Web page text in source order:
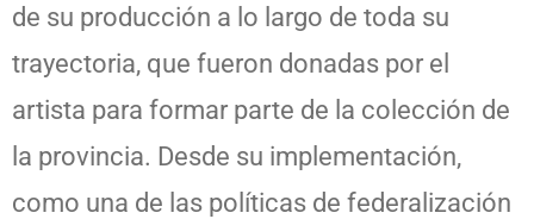
de su producción a lo largo de toda su
trayectoria, que fueron donadas por el
artista para formar parte de la colección de
la provincia. Desde su implementación,
como una de las políticas de federalización